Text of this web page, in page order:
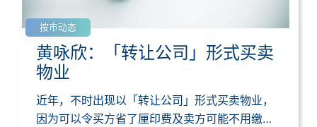
按市动态
黄咏欣：「转让公司」形式买卖
物业
近年，不时出现以「转让公司」形式买卖物业，
因为可以令买方省了厘印费及卖方可能不用缴付